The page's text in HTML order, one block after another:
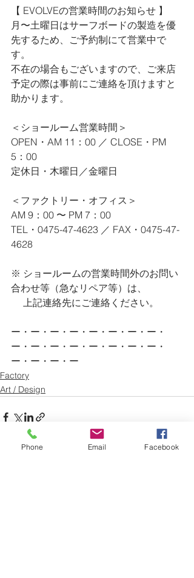
【 EVOLVEの営業時間のお知らせ 】
月〜土曜日はサーフボードの製造を優
先するため、ご予約制にて営業中で
す。
不在の場合もございますので、ご来店
予定の際は事前にご連絡を頂けますと
助かります。
＜ショールーム営業時間＞
OPEN・AM 11：00 ／ CLOSE・PM
5：00
定休日・木曜日／金曜日
＜ファクトリー・オフィス＞
AM 9：00 〜 PM 7：00
TEL・0475-47-4623 ／ FAX・0475-47-
4628
※ ショールームの営業時間外のお問い
合わせ等（急なリペア等）は、
上記連絡先にご連絡ください。
ー・ー・ー・ー・ー・ー・ー・ー・
ー・ー・ー・ー・ー・ー・ー・ー・
ー・ー・ー・ー
Factory
Art / Design
Phone Email Facebook